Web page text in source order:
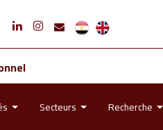
Secteurs Recherche